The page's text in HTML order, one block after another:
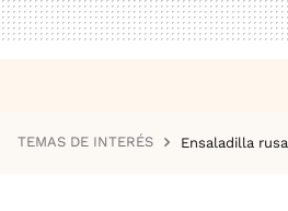
TEMAS DE INTERÉS Ensaladilla rusa